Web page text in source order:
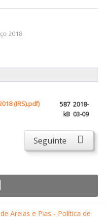
2018
587
kB
2018-
03-09
Seguinte
Areias e Pias - Política de